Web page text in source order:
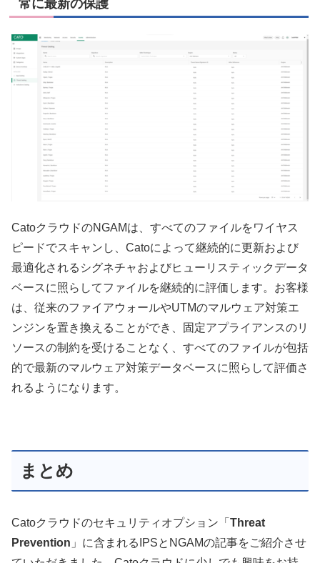
常に最新の保護
CatoクラウドのNGAMは、すべてのファイルをワイヤス
ピードでスキャンし、Catoによって継続的に更新および
最適化されるシグネチャおよびヒューリスティックデータ
ベースに照らしてファイルを継続的に評価します。お客様
は、従来のファイアウォールやUTMのマルウェア対策エ
ンジンを置き換えることができ、固定アプライアンスのリ
ソースの制約を受けることなく、すべてのファイルが包括
的で最新のマルウェア対策データベースに照らして評価さ
れるようになります。
まとめ
Catoクラウドのセキュリティオプション「 Threat
Prevention 」に含まれるIPSとNGAMの記事をご紹介させ